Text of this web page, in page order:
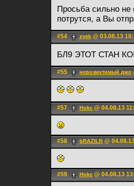
Просьба сильно
потрутся, а Вы
#54 xyek @ 03.08.13
БЛ9 ЭТОТ СТАН
#55 невозмутимый джо
#57 Hokc @ 04.08.13
#58 bRAZILR @
#59 Hokc @ 04.08.13